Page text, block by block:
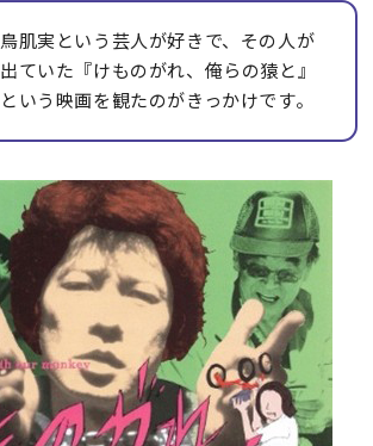
鳥肌実という芸人が好きで、その人が
出ていた『けものがれ、俺らの猿と』
という映画を観たのがきっかけです。